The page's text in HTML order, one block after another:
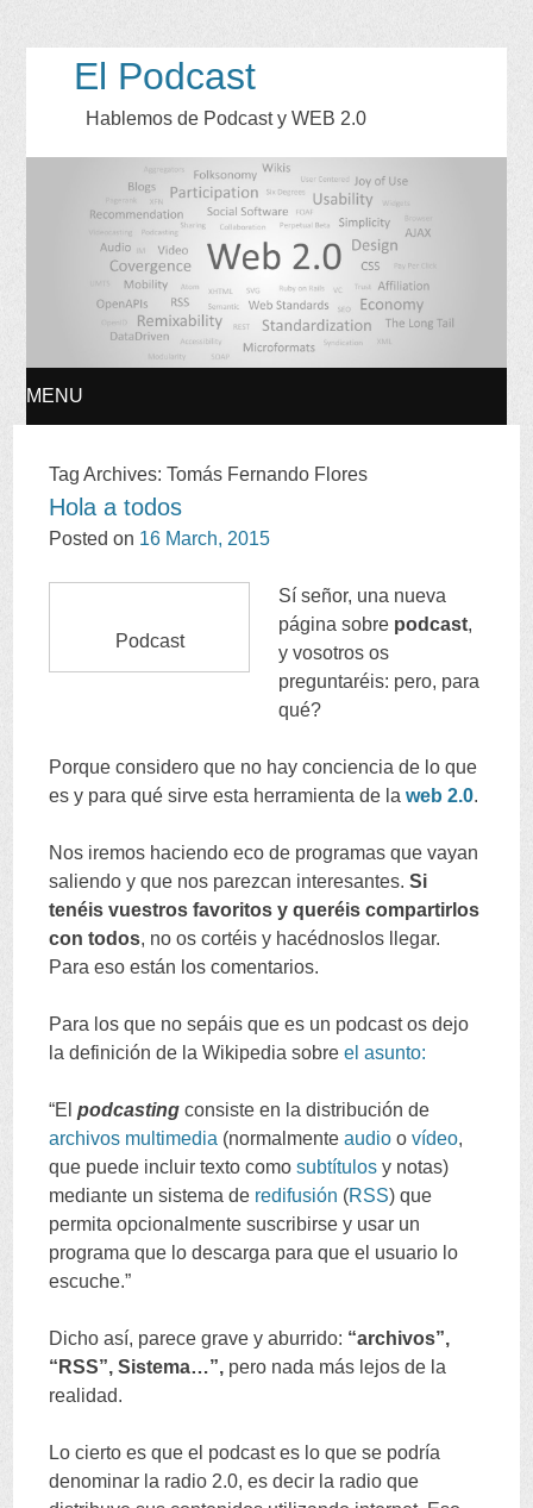
El Podcast
Hablemos de Podcast y WEB 2.0
MENU
TO
Tag Archives:Tomás Fernando Flores
Hola a todos
Posted on 16 March, 2015
Podcast
Sí señor, una nueva
página sobre podcast,
y vosotros os
preguntaréis: pero, para
qué?
Porque considero que no hay conciencia de lo que
es y para qué sirve esta herramienta de la web 2.0.
Nos iremos haciendo eco de programas que vayan
saliendo y que nos parezcan interesantes.Si
tenéis vuestros favoritos y queréis compartirlos
con todos, no os cortéis y hacédnoslos llegar.
Para eso están los comentarios.
Para los que no sepáis que es un podcast os dejo
la definición de la Wikipedia sobre el asunto:
“El podcasting consiste en la distribución de
archivos multimedia (normalmente audio o vídeo,
que puede incluir texto como subtítulos y notas)
mediante un sistema de redifusión (RSS)que
permita opcionalmente suscribirse y usar un
programa que lo descarga para que el usuario lo
escuche.”
Dicho así, parece grave y aburrido: “archivos”,
“ RSS”,Sistema…”, pero nada más lejos de la
realidad.
Lo cierto es que el podcast es lo que se podría
denominar la radio 2.0,es decir la radio que